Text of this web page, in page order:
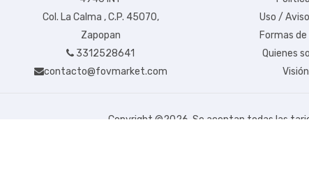
Col. La Calma , C.P. 45070,
Zapopan
3312528641
contacto@fovmarket.com
Uso /
Formas de
Quienes
Visión
Copyright ©2026. Se aceptan todas las